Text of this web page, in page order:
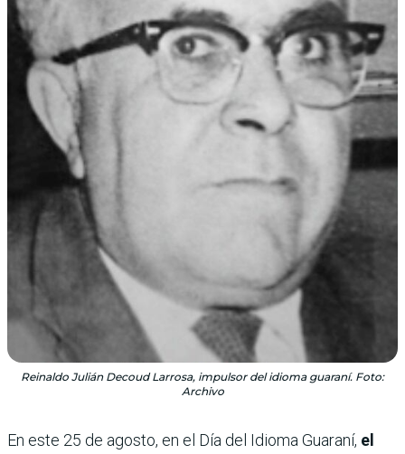
Reinaldo Julián Decoud Larrosa, impulsor del idioma guaraní. Foto:
Archivo
En este 25 de agosto, en el Día del Idioma Guaraní, el